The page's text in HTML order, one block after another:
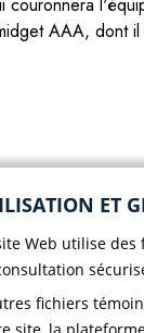
AAA, dont
ET
Web utilise
fichiers